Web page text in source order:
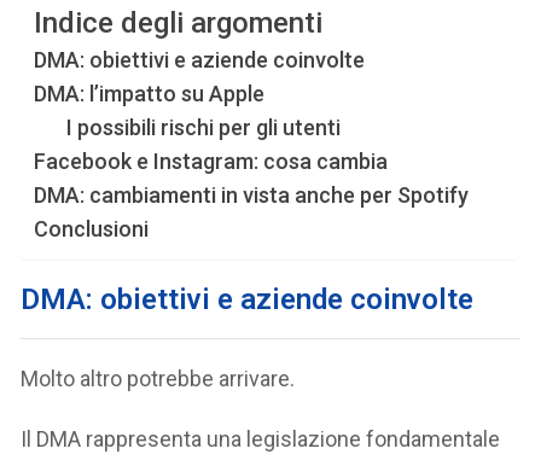
Indice degli argomenti
DMA: obiettivi e aziende coinvolte
DMA: l’impatto su Apple
I possibili rischi per gli utenti
Facebook e Instagram: cosa cambia
DMA: cambiamenti in vista anche per Spotify
Conclusioni
DMA: obiettivi e aziende coinvolte
Molto altro potrebbe arrivare.
Il DMA rappresenta una legislazione fondamentale